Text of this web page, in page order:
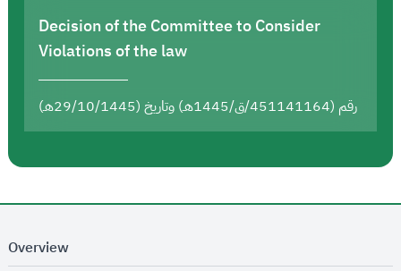
Decision of the Committee to Consider
Violations of the law
رقم (451141164/ق/1445هـ) وتاريخ (29/10/1445هـ)
Overview